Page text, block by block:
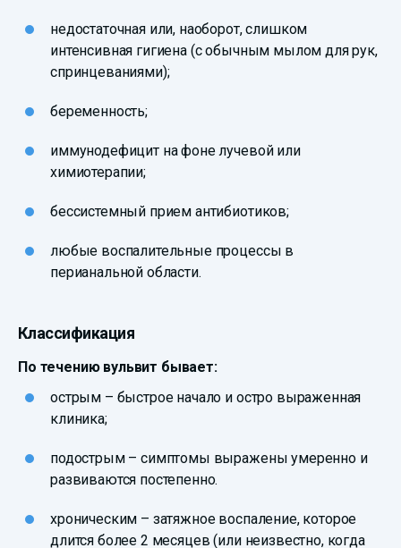
недостаточная или, наоборот, слишком
интенсивная гигиена (с обычным мылом для рук,
спринцеваниями);
беременность;
иммунодефицит на фоне лучевой или
химиотерапии;
бессистемный прием антибиотиков;
любые воспалительные процессы в
перианальной области.
Классификация
По течению вульвит бывает:
острым – быстрое начало и остро выраженная
клиника;
подострым – симптомы выражены умеренно и
развиваются постепенно.
хроническим – затяжное воспаление, которое
длится более 2 месяцев (или неизвестно, когда